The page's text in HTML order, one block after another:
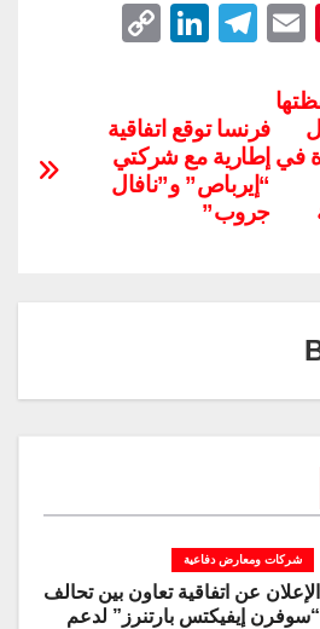
Pi
er
e
st
E
T
gr
a
m
Li
e
dI
y
Li
فرنسا توقع اتفاقية
إطارية مع شركتي
“إيرباص” و”نافال
جروب”
في
شركات ومعارض دفاعية
الإعلان عن اتفاقية تعاون بين تحالف
“سوفرن إيفيكتس بارتنرز” لدعم